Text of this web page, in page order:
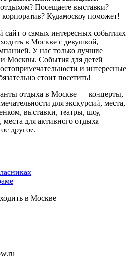
Посещаете выставки?
корпоратив? Кудамоскоу поможет!
о самых интересных событиях
в Москве с девушкой,
У нас только лучшие
Москвы. События для детей
и интересные
стоит посетить!
отдыха в Москве — концерты,
для экскурсий, места,
выставки, театры, шоу,
для активного отдыха
другое.
в Москве